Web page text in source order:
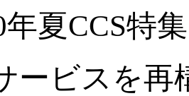
年夏CCS特
ービスを再